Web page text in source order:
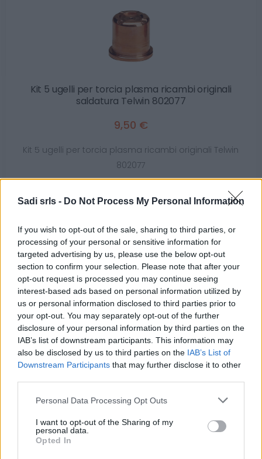
Sadi srls - Do Not Process My Personal Information
If you wish to opt-out of the sale, sharing to third parties, or
processing of your personal or sensitive information for
targeted advertising by us, please use the below opt-out
section to confirm your selection. Please note that after your
opt-out request is processed you may continue seeing
interest-based ads based on personal information utilized by
us or personal information disclosed to third parties prior to
your opt-out. You may separately opt-out of the further
disclosure of your personal information by third parties on the
IAB’s list of downstream participants. This information may
also be disclosed by us to third parties on the IAB’s List of
Downstream Participants that may further disclose it to other
Please note that this website/app uses one or more Google
not limited to your visit or usage behaviour. You may click to
grant or deny consent to Google and its third-party tags to
use your data for below specified purposes in below Google
Personal Data Processing Opt Outs
I want to opt-out of the Sharing of my
personal data.
Opted In
Kit 5 ugelli per torcia plasma ricambi originali
saldatura Telwin 802077
9,50 €
Kit 5 ugelli per torcia plasma ricambi originali Telwin
802077
( 0 recensioni )
Categorie
Abrasivi
I prodotti abrasivi
Antincendio
Estintori
Valige pronto soccorso
Abbigliamento
Guanti
Sicurezza, Protezione